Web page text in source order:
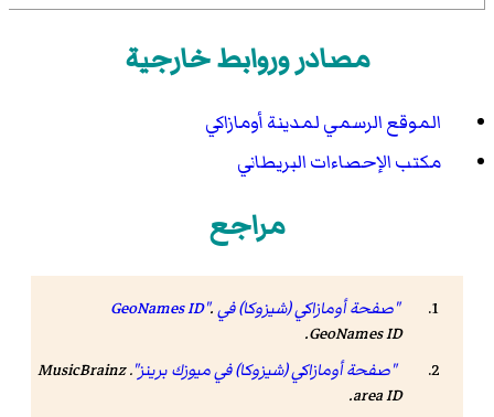
مصادر وروابط خارجية
الموقع الرسمي لمدينة أومازاكي
مكتب الإحصاءات البريطاني
مراجع
"صفحة أومازاكي (شيزوكا) في GeoNames ID".
GeoNames ID
.
"صفحة أومازاكي (شيزوكا) في ميوزك برينز".
MusicBrainz
area ID
.